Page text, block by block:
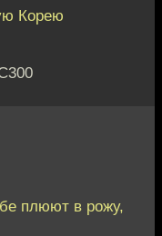
Корею
плюют в рожу,